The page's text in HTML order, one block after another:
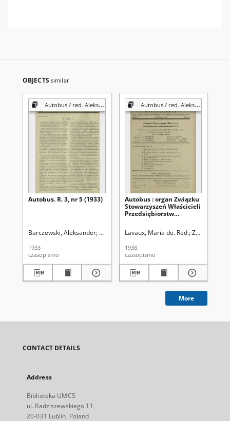
OBJECTS similar
Autobus / red. Aleksander Barczewski.
Autobus. R. 3, nr 5 (1933)
Barczewski, Aleksander Związek Związków Właścicieli
1933
czasopismo
Autobus / red. Aleksander Barczewski.
Autobus : organ Związku
Stowarzyszeń Właścicieli
Przedsiębiorstw
7 [i.e. 8], z. 5 (1938)
Lavaux, Maria de. Red. Związek
1938.
czasopismo
More
CONTACT DETAILS
Address
Biblioteka UMCS
ul. Radziszewskiego 11
20-031 Lublin, Poland